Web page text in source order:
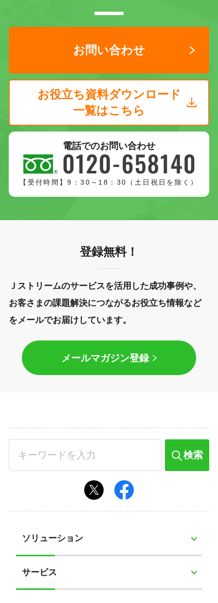
お問い合わせ
お役立ち資料ダウンロード
一覧はこちら
電話でのお問い合わせ
【受付時間】9：30～18：30（土日祝日を除く）
登録無料！
Ｊストリームのサービスを活用した成功事例や、
お客さまの課題解決につながるお役立ち情報など
をメールでお届けしています。
メールマガジン登録
検索
ソリューション
サービス